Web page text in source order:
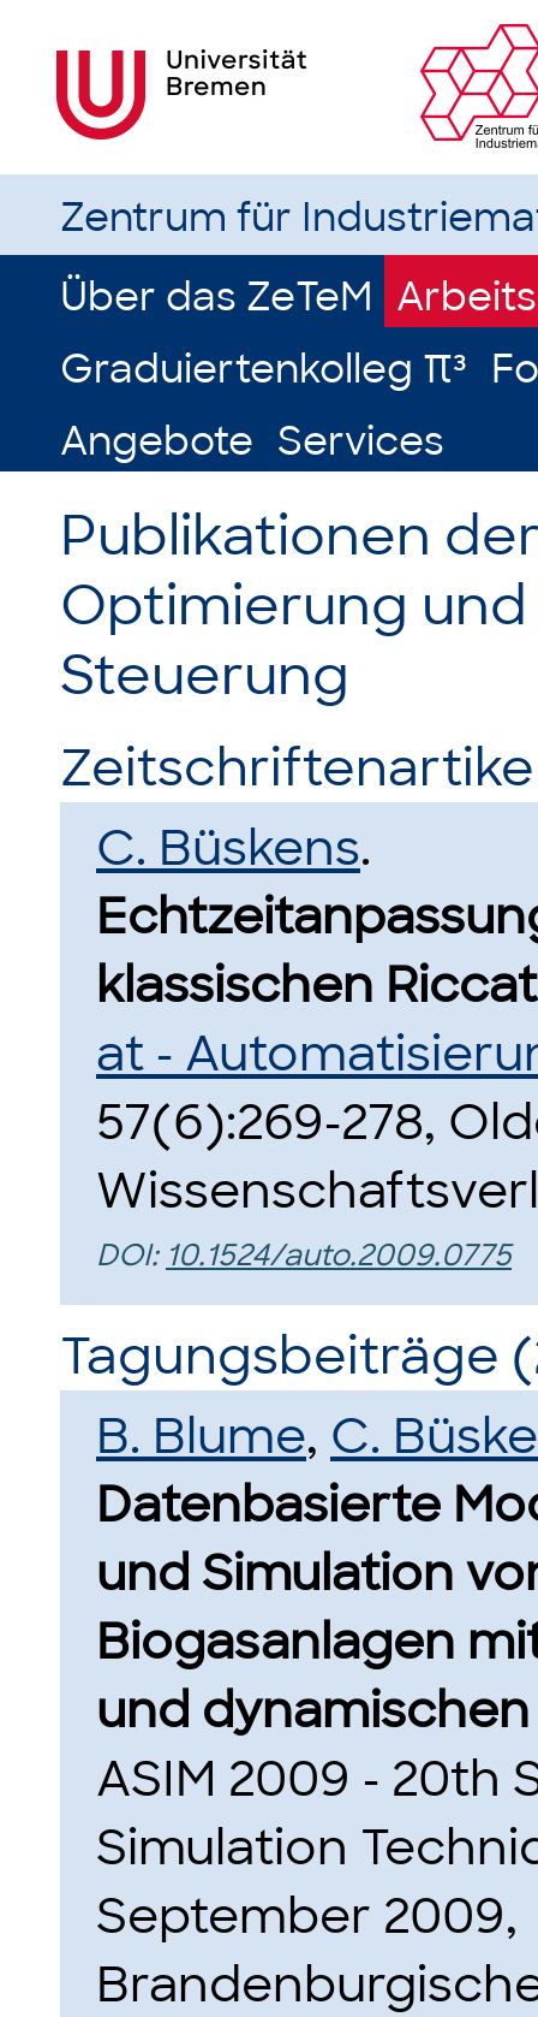
Zentrum für
Über das ZeTeM
Graduiertenkolleg π³
Angebote Services
Publikationen
Optimierung
Steuerung
C. Büskens.
klassischen
at -
57(6):269-278,
DOI: 10.1524/auto.2009.0775
Tagungsbeiträge
B. Blume, C.
Datenbasierte
und Simulation
Biogasanlagen
und
ASIM 2009 - 20th
Simulation
September 2009,